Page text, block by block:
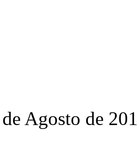
Agosto de